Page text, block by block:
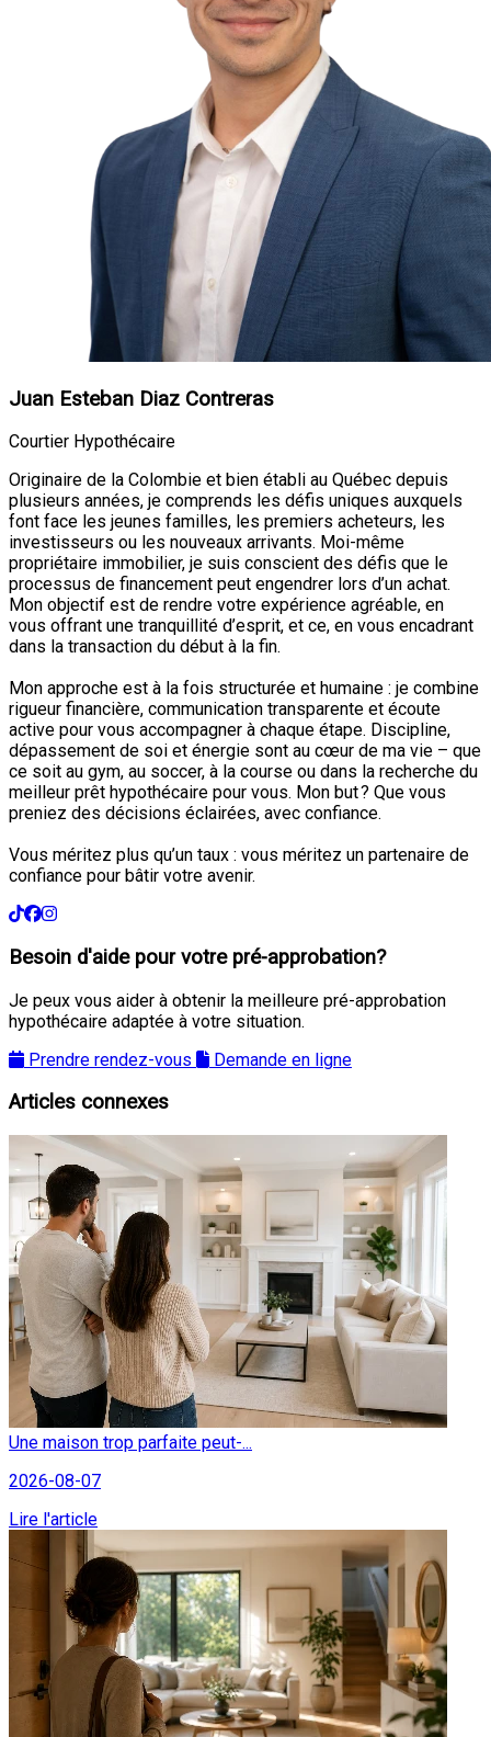
Juan Esteban Diaz Contreras
Courtier Hypothécaire
Originaire de la Colombie et bien établi au Québec depuis
plusieurs années, je comprends les défis uniques auxquels
font face les jeunes familles, les premiers acheteurs, les
investisseurs ou les nouveaux arrivants. Moi-même
propriétaire immobilier, je suis conscient des défis que le
processus de financement peut engendrer lors d’un achat.
Mon objectif est de rendre votre expérience agréable, en
vous offrant une tranquillité d’esprit, et ce, en vous encadrant
dans la transaction du début à la fin.
Mon approche est à la fois structurée et humaine : je combine
rigueur financière, communication transparente et écoute
active pour vous accompagner à chaque étape. Discipline,
dépassement de soi et énergie sont au cœur de ma vie – que
ce soit au gym, au soccer, à la course ou dans la recherche du
meilleur prêt hypothécaire pour vous. Mon but ? Que vous
preniez des décisions éclairées, avec confiance.
Vous méritez plus qu’un taux : vous méritez un partenaire de
confiance pour bâtir votre avenir.
Besoin d'aide pour votre pré-approbation?
Je peux vous aider à obtenir la meilleure pré-approbation
hypothécaire adaptée à votre situation.
Prendre rendez-vous
Demande en ligne
Articles connexes
Une maison trop parfaite peut-...
2026-08-07
Lire l'article